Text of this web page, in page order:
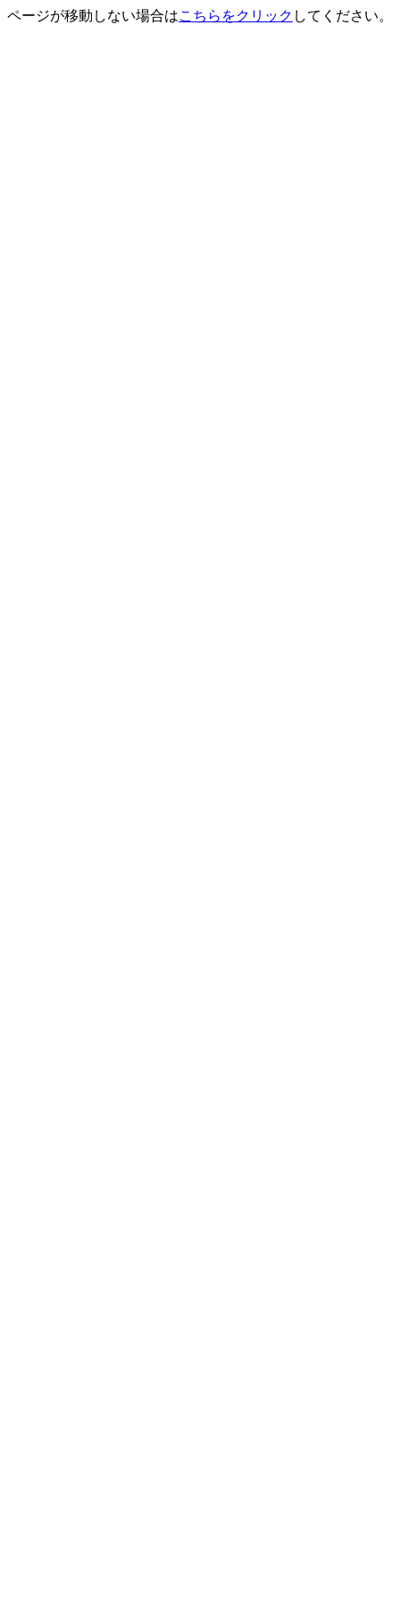
ページが移動しない場合はこちらをクリック してください。